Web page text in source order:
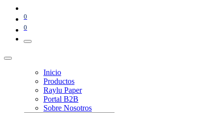
0
0
Inicio
Productos
Raylu Paper
Portal B2B
Sobre Nosotros